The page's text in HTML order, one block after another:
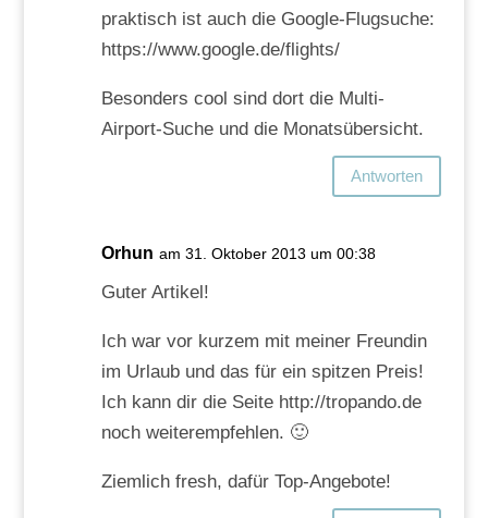
praktisch ist auch die Google-Flugsuche:
https://www.google.de/flights/
Besonders cool sind dort die Multi-
Airport-Suche und die Monatsübersicht.
Antworten
Orhun am 31. Oktober 2013 um 00:38
Guter Artikel!
Ich war vor kurzem mit meiner Freundin
im Urlaub und das für ein spitzen Preis!
Ich kann dir die Seite http://tropando.de
noch weiterempfehlen. 🙂
Ziemlich fresh, dafür Top-Angebote!